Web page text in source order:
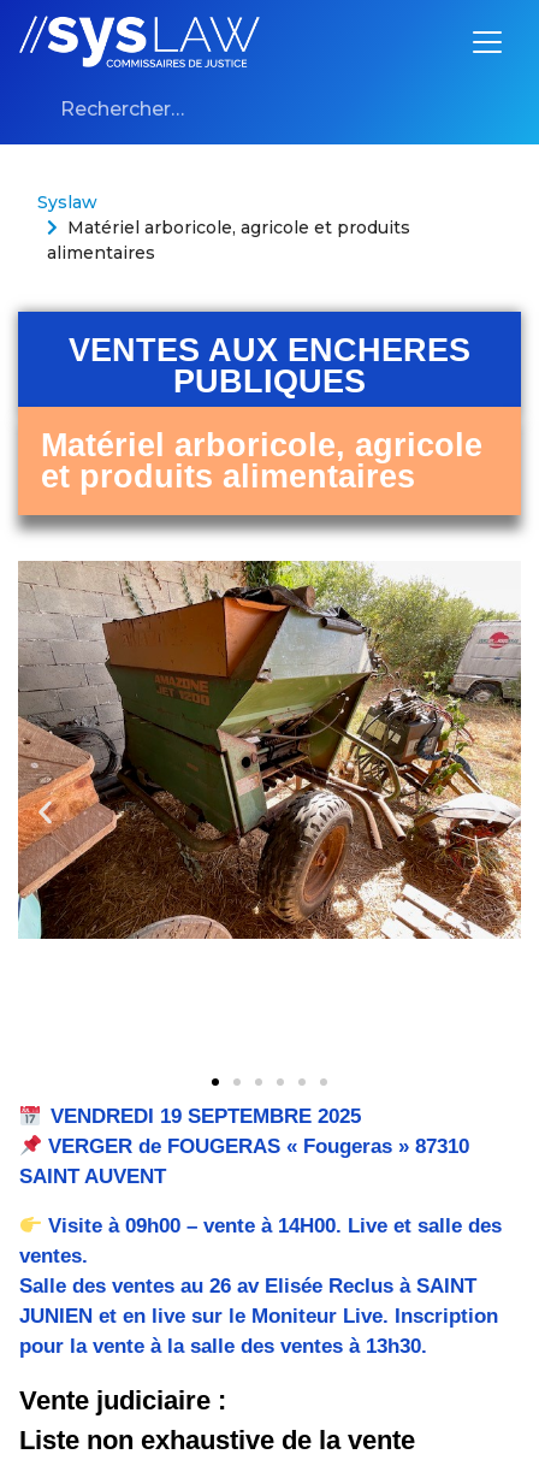
Aller au contenu
Syslaw
Matériel arboricole, agricole et produits
alimentaires
VENTES AUX ENCHERES
PUBLIQUES
Matériel arboricole, agricole
et produits alimentaires
VENDREDI 19 SEPTEMBRE 2025
VERGER de FOUGERAS « Fougeras » 87310
SAINT AUVENT
Visite à 09h00 – vente à 14H00. Live et salle des
ventes.
Salle des ventes au 26 av Elisée Reclus à SAINT
JUNIEN et en live sur le Moniteur Live. Inscription
pour la vente à la salle des ventes à 13h30.
Vente judiciaire :
Liste non exhaustive de la vente